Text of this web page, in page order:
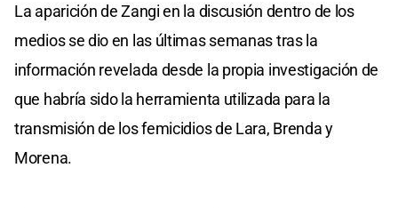
La aparición de Zangi en la discusión dentro de los
medios se dio en las últimas semanas tras la
información revelada desde la propia investigación de
que habría sido la herramienta utilizada para la
transmisión de los femicidios de Lara, Brenda y
Morena.